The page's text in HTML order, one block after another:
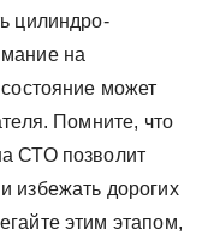
цилиндро-
на
может
Помните, что
СТО позволит
избежать дорогих
этим этапом,